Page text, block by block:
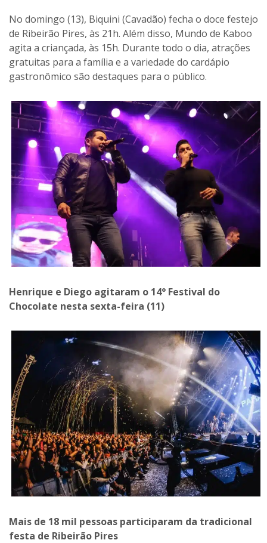
No domingo (13), Biquini (Cavadão) fecha o doce festejo
de Ribeirão Pires, às 21h. Além disso, Mundo de Kaboo
agita a criançada, às 15h. Durante todo o dia, atrações
gratuitas para a família e a variedade do cardápio
gastronômico são destaques para o público.
Henrique e Diego agitaram o 14° Festival do
Chocolate nesta sexta-feira (11)
Mais de 18 mil pessoas participaram da tradicional
festa de Ribeirão Pires